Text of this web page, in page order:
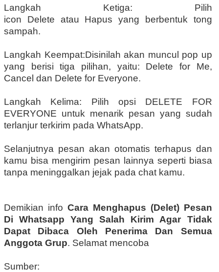
Langkah Ketiga: Pilih
icon Delete atau Hapus yang berbentuk tong
sampah.
Langkah Keempat:Disinilah akan muncul pop up
yang berisi tiga pilihan, yaitu: Delete for Me,
Cancel dan Delete for Everyone.
Langkah Kelima: Pilih opsi DELETE FOR
EVERYONE untuk menarik pesan yang sudah
terlanjur terkirim pada WhatsApp.
Selanjutnya pesan akan otomatis terhapus dan
kamu bisa mengirim pesan lainnya seperti biasa
tanpa meninggalkan jejak pada chat kamu.
Demikian info Cara Menghapus (Delet) Pesan
Di Whatsapp Yang Salah Kirim Agar Tidak
Dapat Dibaca Oleh Penerima Dan Semua
Anggota Grup. Selamat mencoba
Sumber: